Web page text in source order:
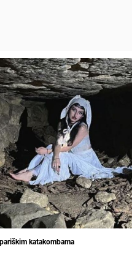
katakombama